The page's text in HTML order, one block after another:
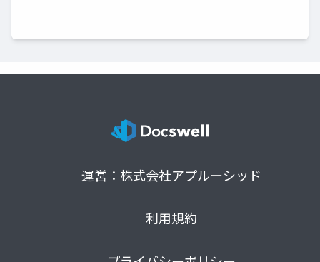
運営：株式会社アプルーシッド
利用規約